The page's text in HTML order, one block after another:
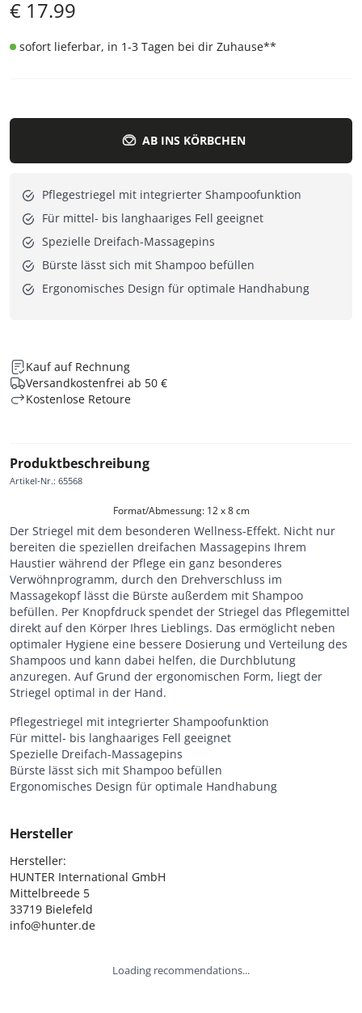
€ 17.99
sofort lieferbar, in 1-3 Tagen bei dir Zuhause**
AB INS KÖRBCHEN
Pflegestriegel mit integrierter Shampoofunktion
Für mittel- bis langhaariges Fell geeignet
Spezielle Dreifach-Massagepins
Bürste lässt sich mit Shampoo befüllen
Ergonomisches Design für optimale Handhabung
Kauf auf Rechnung
Versandkostenfrei ab 50 €
Kostenlose Retoure
Produktbeschreibung
Artikel-Nr.: 65568
Format/Abmessung: 12 x 8 cm
Der Striegel mit dem besonderen Wellness-Effekt. Nicht nur
bereiten die speziellen dreifachen Massagepins Ihrem
Haustier während der Pflege ein ganz besonderes
Verwöhnprogramm, durch den Drehverschluss im
Massagekopf lässt die Bürste außerdem mit Shampoo
befüllen. Per Knopfdruck spendet der Striegel das Pflegemittel
direkt auf den Körper Ihres Lieblings. Das ermöglicht neben
optimaler Hygiene eine bessere Dosierung und Verteilung des
Shampoos und kann dabei helfen, die Durchblutung
anzuregen. Auf Grund der ergonomischen Form, liegt der
Striegel optimal in der Hand.
Pflegestriegel mit integrierter Shampoofunktion
Für mittel- bis langhaariges Fell geeignet
Spezielle Dreifach-Massagepins
Bürste lässt sich mit Shampoo befüllen
Ergonomisches Design für optimale Handhabung
Hersteller
Hersteller:
HUNTER International GmbH
Mittelbreede 5
33719 Bielefeld
info@hunter.de
Loading recommendations...